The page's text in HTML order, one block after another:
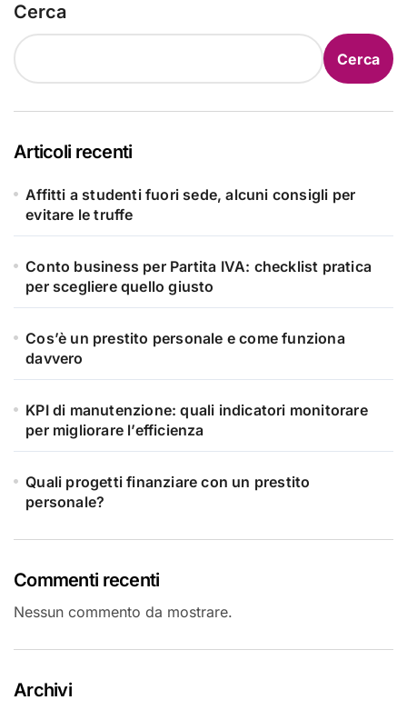
Cerca
Cerca
Articoli recenti
Affitti a studenti fuori sede, alcuni consigli per
evitare le truffe
Conto business per Partita IVA: checklist pratica
per scegliere quello giusto
Cos’è un prestito personale e come funziona
davvero
KPI di manutenzione: quali indicatori monitorare
per migliorare l’efficienza
Quali progetti finanziare con un prestito
personale?
Commenti recenti
Nessun commento da mostrare.
Archivi